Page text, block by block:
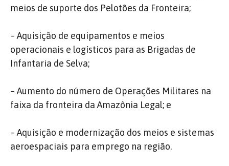
meios de suporte dos Pelotões da Fronteira;
– Aquisição de equipamentos e meios
operacionais e logísticos para as Brigadas de
Infantaria de Selva;
– Aumento do número de Operações Militares na
faixa da fronteira da Amazônia Legal; e
– Aquisição e modernização dos meios e sistemas
aeroespaciais para emprego na região.